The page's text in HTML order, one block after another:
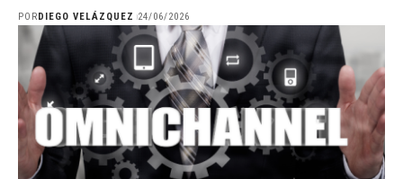
POR DIEGO VELÁZQUEZ 24/06/2026